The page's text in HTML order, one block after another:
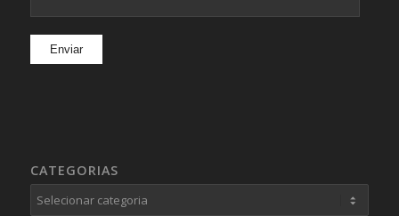
CATEGORIAS
Categorias